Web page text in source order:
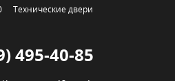
Технические двери
495-40-85